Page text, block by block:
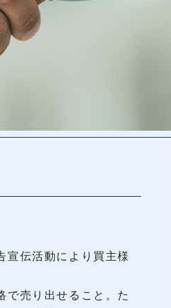
宣伝活動により買主様
で売り出せること。た